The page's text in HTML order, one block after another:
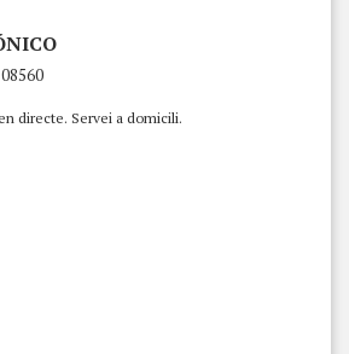
directe. Servei a domicili.